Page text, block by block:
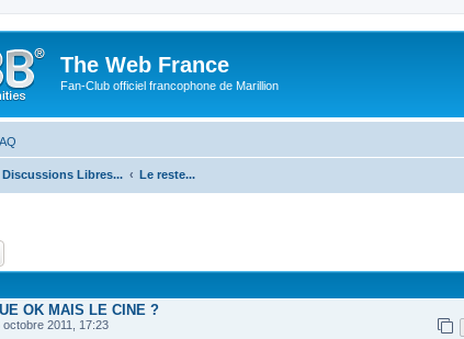
The Web France
Fan-Club officiel francophone de Marillion
Discussions Libres... Le reste...
OK MAIS LE CINE ?
octobre 2011, 17:23